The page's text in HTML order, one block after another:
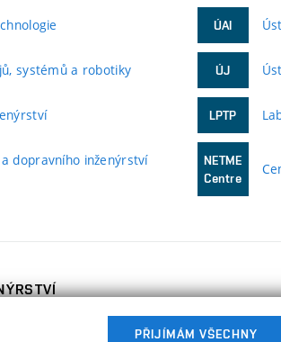
systémů a robotiky
dopravního inženýrství
ÚAI
ÚJ
LPTP
NETME
Centre
PŘIJÍMÁM VŠECHNY